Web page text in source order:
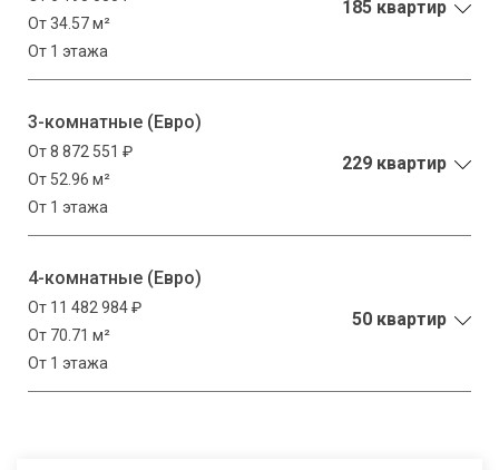
От 34.57 м²
От 1 этажа
185 квартир
3-комнатные (Евро)
От 8 872 551 ₽
От 52.96 м²
От 1 этажа
229 квартир
4-комнатные (Евро)
От 11 482 984 ₽
От 70.71 м²
От 1 этажа
50 квартир